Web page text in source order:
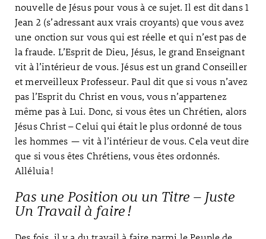
nouvelle de Jésus pour vous à ce sujet. Il est dit dans 1
Jean 2 (s’adressant aux vrais croyants) que vous avez
une onction sur vous qui est réelle et qui n’est pas de
la fraude. L’Esprit de Dieu, Jésus, le grand Enseignant
vit à l’intérieur de vous. Jésus est un grand Conseiller
et merveilleux Professeur. Paul dit que si vous n’avez
pas l’Esprit du Christ en vous, vous n’appartenez
même pas à Lui. Donc, si vous êtes un Chrétien, alors
Jésus Christ – Celui qui était le plus ordonné de tous
les hommes — vit à l’intérieur de vous. Cela veut dire
que si vous êtes Chrétiens, vous êtes ordonnés.
Alléluia !
Pas une Position ou un Titre – Juste
Un Travail à faire !